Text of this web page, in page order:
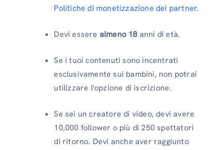
Politiche di monetizzazione dei partner.
Devi essere almeno 18 anni di età.
Se i tuoi contenuti sono incentrati
esclusivamente sui bambini, non potrai
utilizzare l'opzione di iscrizione.
Se sei un creatore di video, devi avere
10,000 follower o più di 250 spettatori
di ritorno. Devi anche aver raggiunto